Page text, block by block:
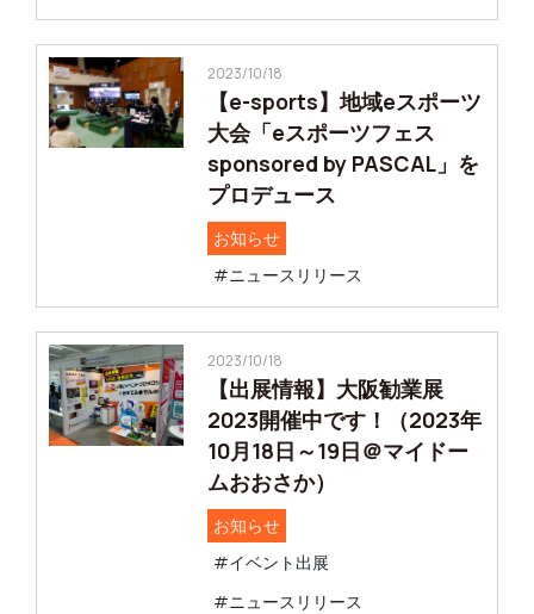
2023/10/18
【e-sports】地域eスポーツ
大会「eスポーツフェス
sponsored by PASCAL」を
プロデュース
お知らせ
#ニュースリリース
2023/10/18
【出展情報】大阪勧業展
2023開催中です！（2023年
10月18日～19日＠マイドー
ムおおさか）
お知らせ
#イベント出展
#ニュースリリース